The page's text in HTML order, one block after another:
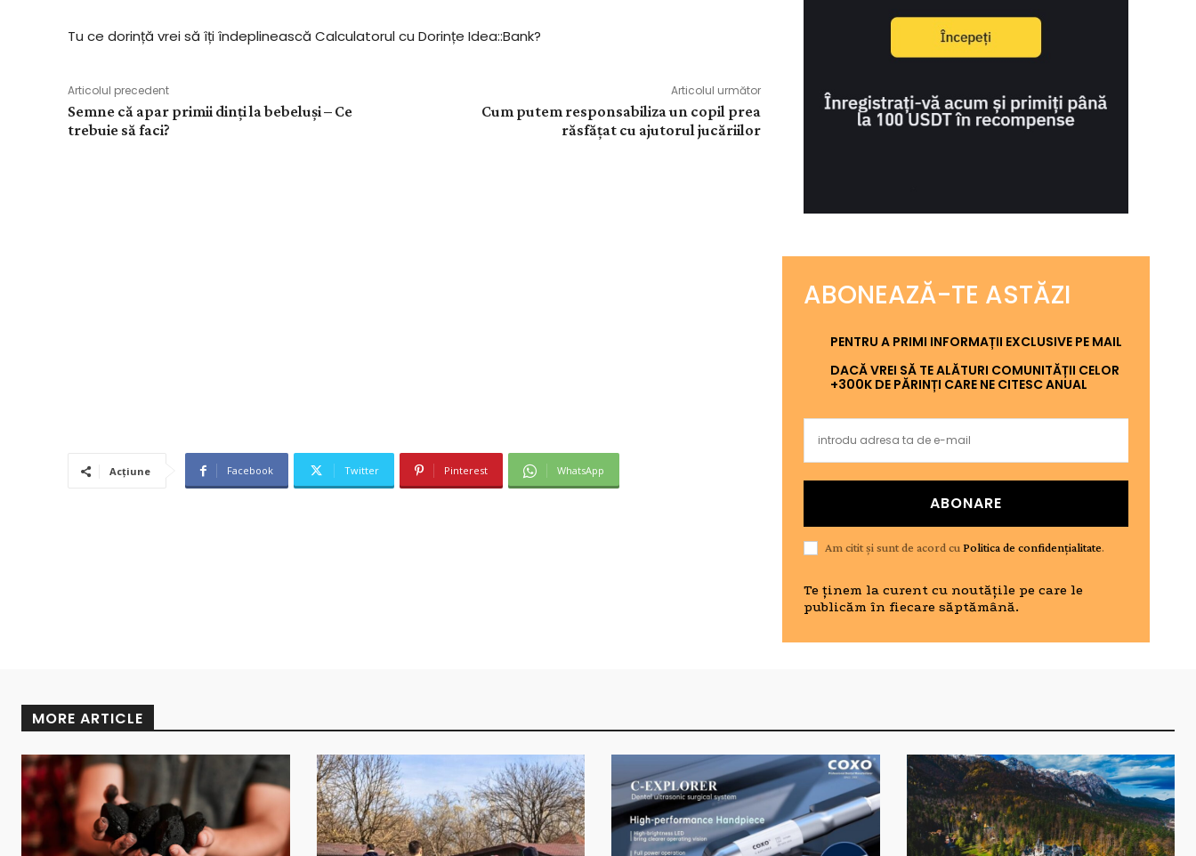
Tu ce dorință vrei să îți îndeplinească Calculatorul cu Dorințe Idea::Bank?
Articolul precedent
Semne că apar primii dinți la bebeluși – Ce
trebuie să faci?
Articolul următor
Cum putem responsabiliza un copil prea
răsfățat cu ajutorul jucăriilor
Acțiune Facebook Twitter Pinterest WhatsApp
ABONEAZĂ-TE ASTĂZI
PENTRU A PRIMI INFORMAȚII EXCLUSIVE PE MAIL
DACĂ VREI SĂ TE ALĂTURI COMUNITĂȚII CELOR
+300K DE PĂRINȚI CARE NE CITESC ANUAL
ABONARE
Am citit și sunt de acord cuPolitica de confidențialitate.
Te ținem la curent cu noutățile pe care le
publicăm în fiecare săptămână.
MORE ARTICLE